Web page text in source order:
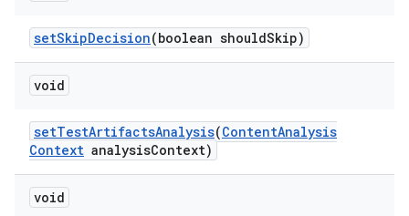
setSkipDecision(boolean shouldSkip)
void
setTestArtifactsAnalysis(ContentAnalysis
Context analysisContext)
void